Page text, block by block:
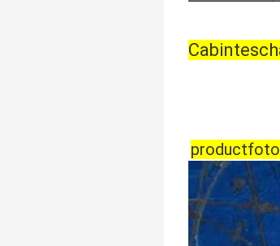
productfoto